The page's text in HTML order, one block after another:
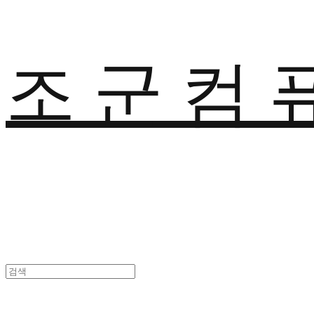
조 군 컴